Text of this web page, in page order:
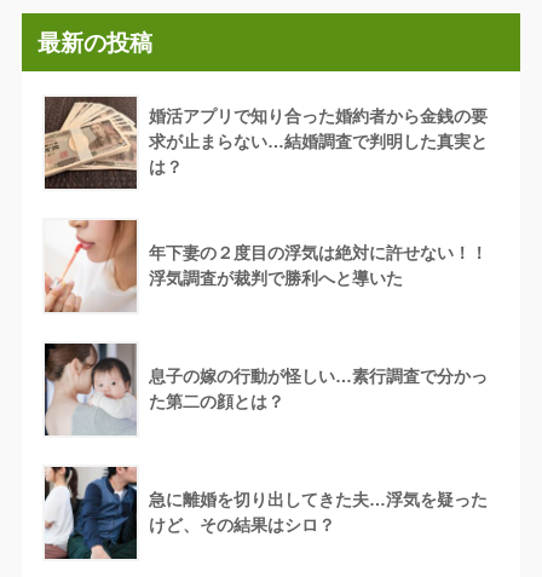
最新の投稿
婚活アプリで知り合った婚約者から金銭の要
求が止まらない…結婚調査で判明した真実と
は？
年下妻の２度目の浮気は絶対に許せない！！
浮気調査が裁判で勝利へと導いた
息子の嫁の行動が怪しい…素行調査で分かっ
た第二の顔とは？
急に離婚を切り出してきた夫…浮気を疑った
けど、その結果はシロ？